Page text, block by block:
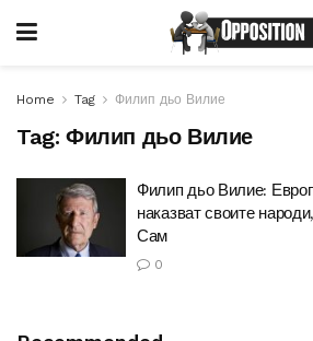
Home Tag Филип дьо Вилие
Tag: Филип дьо Вилие
Филип дьо Вилие:
наказват своите
Сам
0